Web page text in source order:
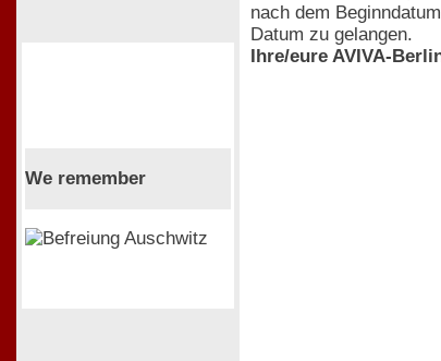
We remember
nach dem
Datum zu gelangen.
Ihre/eure AVIVA-